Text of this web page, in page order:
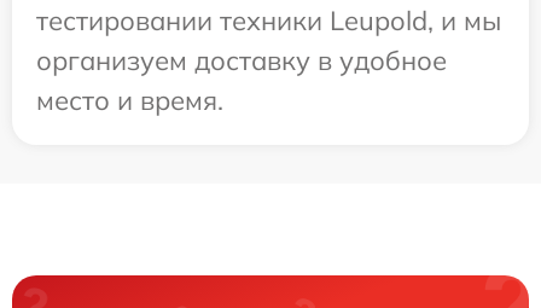
тестировании техники Leupold, и мы
организуем доставку в удобное
место и время.